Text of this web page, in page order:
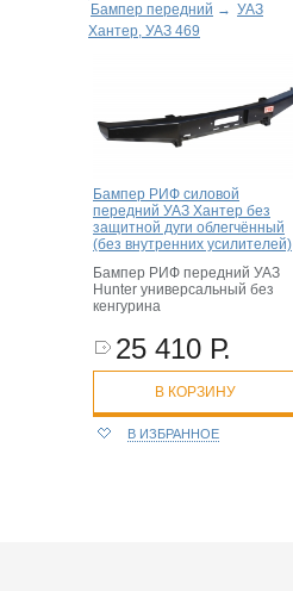
Бампер передний → УАЗ
Хантер, УАЗ 469
Бампер РИФ силовой
передний УАЗ Хантер без
защитной дуги облегчённый
(без внутренних усилителей)
Бампер РИФ передний УАЗ
Hunter универсальный без
кенгурина
25 410 Р.
В КОРЗИНУ
В ИЗБРАННОЕ